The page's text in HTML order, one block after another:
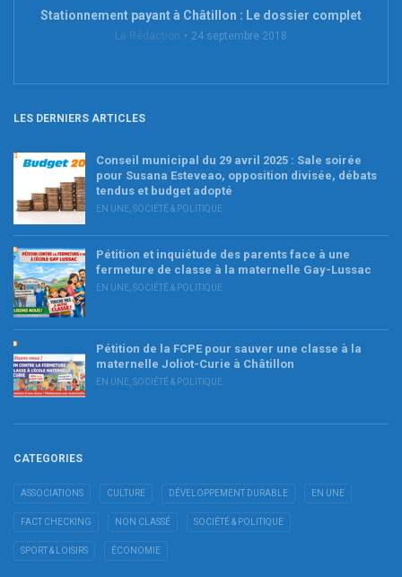
Stationnement payant à Châtillon : Le dossier complet
La Rédaction 24 septembre 2018
LES DERNIERS ARTICLES
Conseil municipal du 29 avril 2025 : Sale soirée
pour Susana Esteveao, opposition divisée, débats
tendus et budget adopté
EN UNE SOCIÉTÉ & POLITIQUE
Pétition et inquiétude des parents face à une
fermeture de classe à la maternelle Gay-Lussac
EN UNE SOCIÉTÉ & POLITIQUE
Pétition de la FCPE pour sauver une classe à la
maternelle Joliot-Curie à Châtillon
EN UNE SOCIÉTÉ & POLITIQUE
CATEGORIES
ASSOCIATIONS CULTURE DÉVELOPPEMENT DURABLE EN UNE
FACT CHECKING NON CLASSÉ SOCIÉTÉ & POLITIQUE
SPORT & LOISIRS ÉCONOMIE